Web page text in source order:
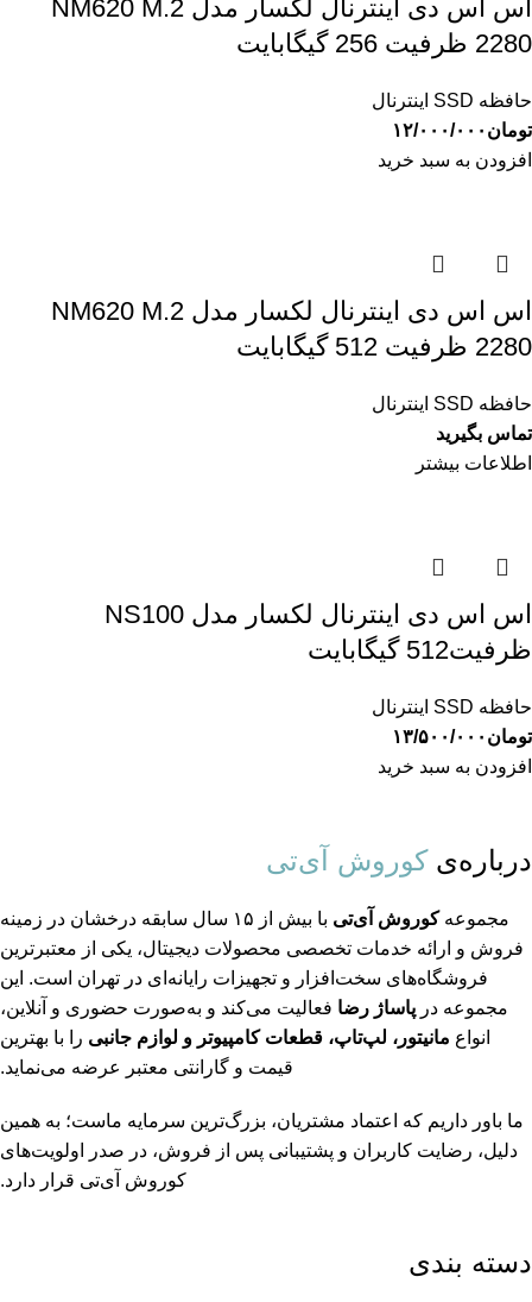
اس اس دی اینترنال لکسار مدل NM620 M.2
2280 ظرفیت 256 گیگابایت
حافظه SSD اینترنال
تومان ۱۲/۰۰۰/۰۰۰
افزودن به سبد خرید
اس اس دی اینترنال لکسار مدل NM620 M.2
2280 ظرفیت 512 گیگابایت
حافظه SSD اینترنال
تماس بگیرید
اطلاعات بیشتر
اس اس دی اینترنال لکسار مدل NS100
ظرفیت512 گیگابایت
حافظه SSD اینترنال
تومان ۱۳/۵۰۰/۰۰۰
افزودن به سبد خرید
درباره‌یکوروش آی‌تی
مجموعهکوروش آی‌تی
با بیش از ۱۵ سال سابقه درخشان در زمینه
فروش و ارائه خدمات تخصصی محصولات دیجیتال، یکی از معتبرترین
فروشگاه‌های سخت‌افزار و تجهیزات رایانه‌ای در تهران است. این
مجموعه در پاساژ رضا فعالیت می‌کند و به‌صورت حضوری و آنلاین،
انواع مانیتور، لپ‌تاپ، قطعات کامپیوتر و لوازم جانبی را با بهترین
قیمت و گارانتی معتبر عرضه می‌نماید.
ما باور داریم که اعتماد مشتریان، بزرگ‌ترین سرمایه ماست؛ به همین
دلیل، رضایت کاربران و پشتیبانی پس از فروش، در صدر اولویت‌های
کوروش آی‌تی قرار دارد.
دسته بندی